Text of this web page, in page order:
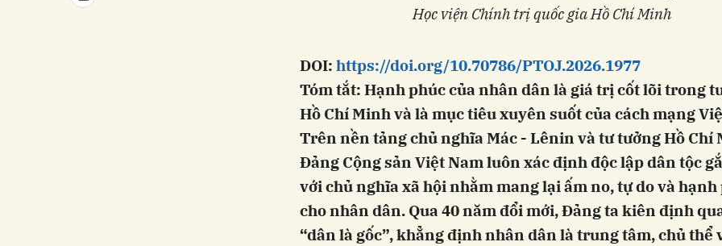
Học viện Chính trị quốc gia Hồ Chí Minh
DOI: https://doi.org/10.70786/PTOJ.2026.1977
Tóm tắt: Hạnh phúc của nhân dân là giá trị cốt lõi trong
Hồ Chí Minh và là mục tiêu xuyên suốt của cách mạng
Trên nền tảng chủ nghĩa Mác - Lênin và tư tưởng Hồ Chí
Đảng Cộng sản Việt Nam luôn xác định độc lập dân tộc
với chủ nghĩa xã hội nhằm mang lại ấm no, tự do và hạnh
cho nhân dân. Qua 40 năm đổi mới, Đảng ta kiên định
“dân là gốc”, khẳng định nhân dân là trung tâm, chủ thể